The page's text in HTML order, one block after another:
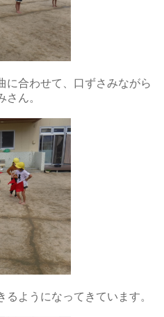
に合わせて、口ずさみながら
さん。
ようになってきています。